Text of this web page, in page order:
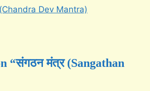
Dev Mantra)
“संगठन मंत्र (Sangathan